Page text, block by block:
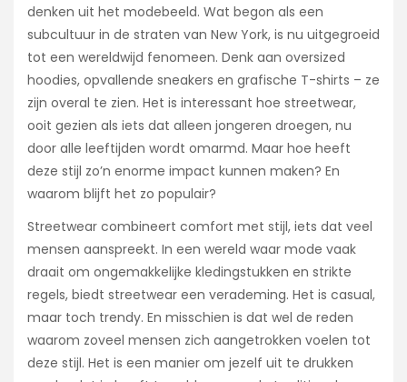
denken uit het modebeeld. Wat begon als een
subcultuur in de straten van New York, is nu uitgegroeid
tot een wereldwijd fenomeen. Denk aan oversized
hoodies, opvallende sneakers en grafische T-shirts – ze
zijn overal te zien. Het is interessant hoe streetwear,
ooit gezien als iets dat alleen jongeren droegen, nu
door alle leeftijden wordt omarmd. Maar hoe heeft
deze stijl zo’n enorme impact kunnen maken? En
waarom blijft het zo populair?
Streetwear combineert comfort met stijl, iets dat veel
mensen aanspreekt. In een wereld waar mode vaak
draait om ongemakkelijke kledingstukken en strikte
regels, biedt streetwear een verademing. Het is casual,
maar toch trendy. En misschien is dat wel de reden
waarom zoveel mensen zich aangetrokken voelen tot
deze stijl. Het is een manier om jezelf uit te drukken